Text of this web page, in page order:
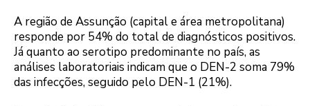
A região de Assunção (capital e área metropolitana)
responde por 54% do total de diagnósticos positivos.
Já quanto ao serotipo predominante no país, as
análises laboratoriais indicam que o DEN-2 soma 79%
das infecções, seguido pelo DEN-1 (21%).